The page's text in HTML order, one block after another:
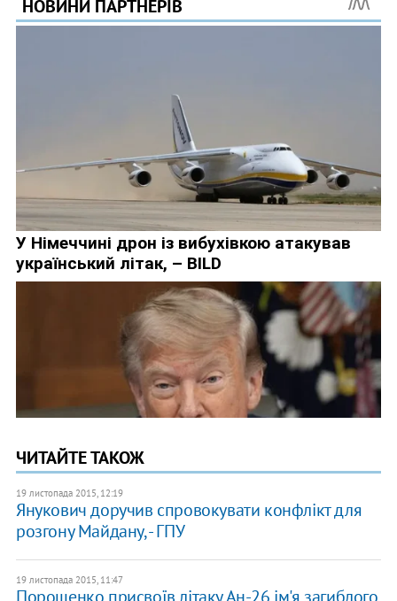
ЧИТАЙТЕ ТАКОЖ
19 листопада 2015, 12:19
Янукович доручив спровокувати конфлікт для
розгону Майдану, - ГПУ
19 листопада 2015, 11:47